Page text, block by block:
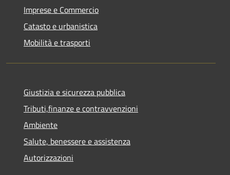
Imprese e Commercio
Catasto e urbanistica
Mobilità e trasporti
Giustizia e sicurezza pubblica
Tributi,finanze e contravvenzioni
Ambiente
Salute, benessere e assistenza
Autorizzazioni